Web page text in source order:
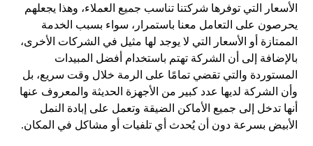
الأسعار التي توفرها شركتنا تناسب جميع العملاء، وهذا يجعلهم
يحرصون على التعامل معنا باستمرار، سواء بسبب الخدمة
الممتازة أو الأسعار التي لا يوجد لها مثيل في الشركات الأخرى،
بالإضافة إلى أن الشركة تهتم باستخدام أفضل المبيدات
المستوردة والتي تقضي تمامًا على الرمة خلال وقت سريع، بل
وأن الشركة لديها عدد كبير من الأجهزة الحديثة والمعروف عنها
أنها تدخل إلى جميع الأماكن الضيقة وتعمل على إبادة النمل
الأبيض بسرعة دون أن يُحدث أي تلفيات أو مشاكل في المكان.